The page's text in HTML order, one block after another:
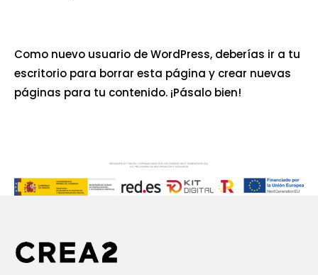
Como nuevo usuario de WordPress, deberías ir a tu
escritorio para borrar esta página y crear nuevas
páginas para tu contenido. ¡Pásalo bien!